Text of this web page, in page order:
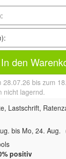
In den
28.07.26 bis zum
nicht lagernd.
Lastschrift,
bis Mo, 24. Aug.
positiv